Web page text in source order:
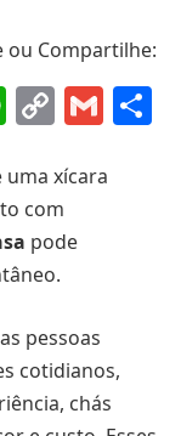
ou Compartilhe:
Copy
xícara
com
pode
pessoas
cotidianos,
chás